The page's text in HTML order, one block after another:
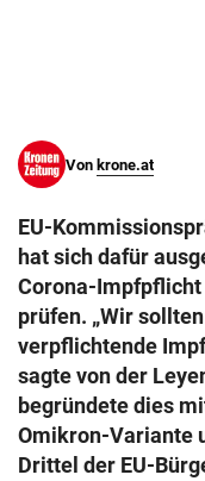
Von krone.at
EU-
hat sich dafür
Corona-Impfpflicht
prüfen. „Wir
verpflichtende
sagte von der
begründete dies
Omikron-Variante
Drittel der EU-